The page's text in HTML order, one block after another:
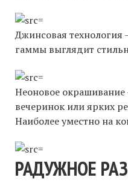
Джинсовая технология
гаммы выглядит
Неоновое окрашивание
вечеринок или ярких
Наиболее уместно на
РАДУЖНОЕ